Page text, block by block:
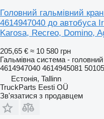
Головний гальмівний
4614947040 до автобуса
Karosa, Recreo, Domino,
205,65 € ≈ 10 580 грн
Гальмівна система -
4614947040 4614945081
Естонія, Tallinn
TruckParts Eesti OÜ
Зв'язатися з продавцем